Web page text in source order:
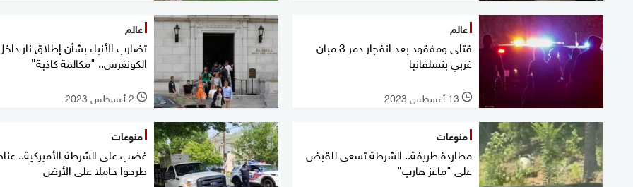
عالم
قتلى ومفقود بعد انفجار دمر 3 مبان
غربي بنسلفانيا
l 13 أغسطس 2023
عالم
تضارب الأنباء بشأن إطلاق نار
الكونغرس.. "مكالمة كاذبة"
l 2 أغسطس 2023
منوعات
مطاردة طريفة.. الشرطة تسعى للقبض
على "ماعز هارب"
منوعات
غضب على الشرطة الأميركية..
طرحوا حاملا على الأرض